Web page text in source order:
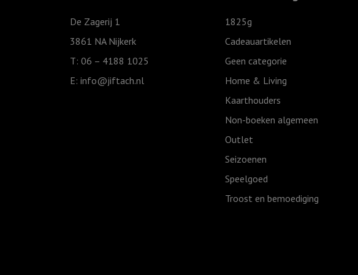
De Zagerij 1
3861 NA Nijkerk
T: 06 – 4188 1025
E: info@jiftach.nl
1825g
Cadeauartikelen
Geen categorie
Home & Living
Kaarthouders
Non-boeken algemeen
Outlet
Seizoenen
Speelgoed
Troost en bemoediging